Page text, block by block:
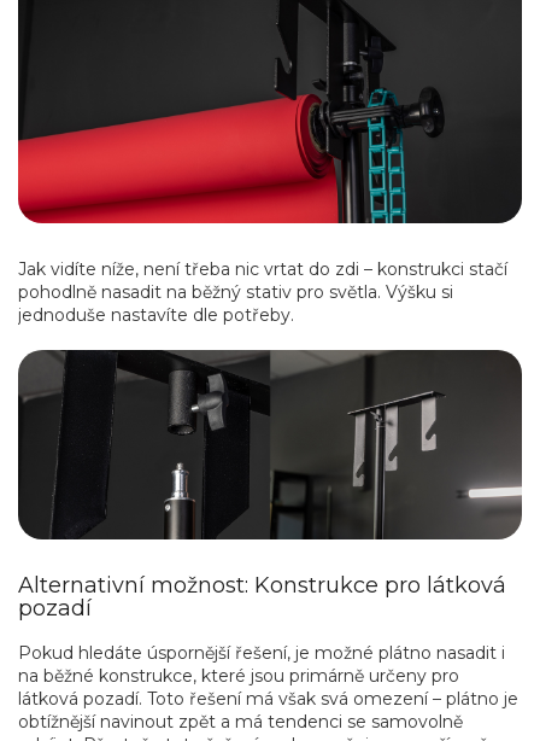
Jak vidíte níže, není třeba nic vrtat do zdi – konstrukci stačí
pohodlně nasadit na běžný stativ pro světla. Výšku si
jednoduše nastavíte dle potřeby.
Alternativní možnost: Konstrukce pro látková
pozadí
Pokud hledáte úspornější řešení, je možné plátno nasadit i
na běžné konstrukce, které jsou primárně určeny pro
látková pozadí. Toto řešení má však svá omezení – plátno je
obtížnější navinout zpět a má tendenci se samovolně